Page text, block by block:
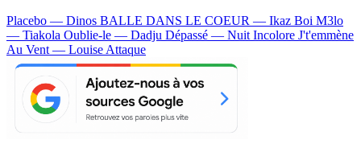
Placebo — Dinos BALLE DANS LE COEUR — Ikaz Boi M3lo
— Tiakola Oublie-le — Dadju Dépassé — Nuit Incolore J't'emmène
Au Vent — Louise Attaque